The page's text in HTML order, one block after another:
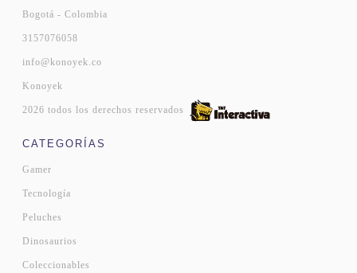
Bogotá - Colombia
3157076058
info@konoyek.co
Konoyek
2026 todos los derechos reservados
CATEGORÍAS
Gamer
Tecnología
Peluches
Dinosaurios
Coleccionables